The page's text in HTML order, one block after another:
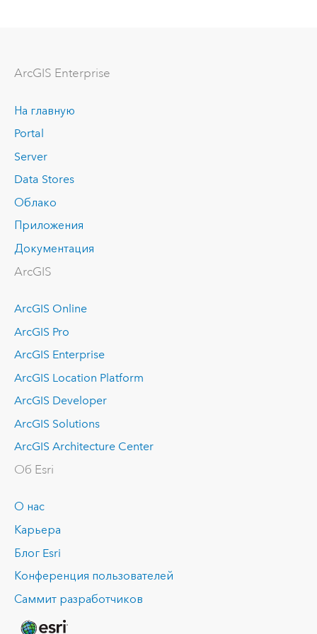
ArcGIS Enterprise
На главную
Portal
Server
Data Stores
Облако
Приложения
Документация
ArcGIS
ArcGIS Online
ArcGIS Pro
ArcGIS Enterprise
ArcGIS Location Platform
ArcGIS Developer
ArcGIS Solutions
ArcGIS Architecture Center
Об Esri
О нас
Карьера
Блог Esri
Конференция пользователей
Саммит разработчиков